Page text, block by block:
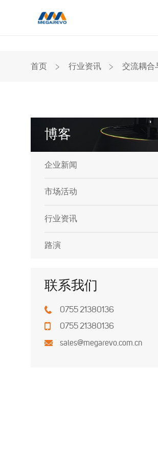
首页 ﹥ 行业资讯 ﹥ 交流耦合
博客
企业新闻
市场活动
行业资讯
路演
联系我们
0755 21380136
0755 21380136
sales@megarevo.com.cn